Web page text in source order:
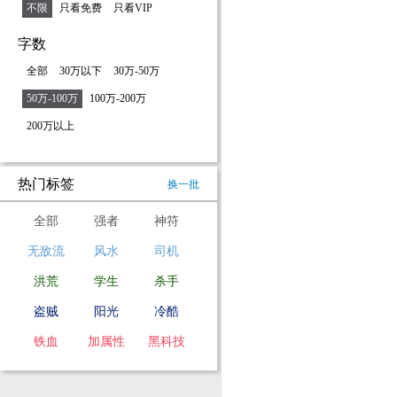
不限 只看免费 只看VIP
字数
全部 30万以下 30万-50万
50万-100万 100万-200万
200万以上
热门标签 换一批
全部 强者 神符
无敌流 风水 司机
洪荒 学生 杀手
盗贼 阳光 冷酷
铁血 加属性 黑科技